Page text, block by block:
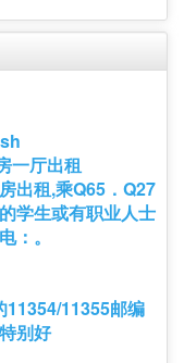
一厅出租
出租,乘Q65．Q27
学生或有职业人士
：。
11354/11355邮编
别好